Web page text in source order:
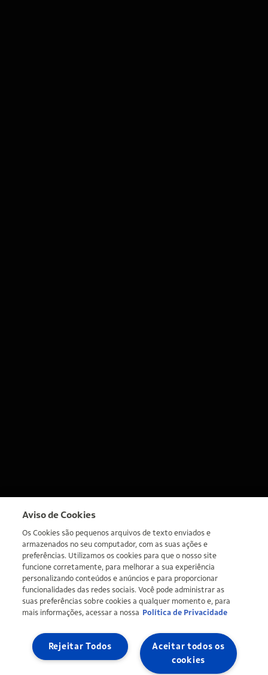
Aviso de Cookies
Os Cookies são pequenos arquivos de texto enviados e
armazenados no seu computador, com as suas ações e
preferências. Utilizamos os cookies para que o nosso site
funcione corretamente, para melhorar a sua experiência
personalizando conteúdos e anúncios e para proporcionar
funcionalidades das redes sociais. Você pode administrar as
suas preferências sobre cookies a qualquer momento e, para
mais informações, acessar a nossa Política de Privacidade
Aceitar todos os
cookies
Rejeitar Todos